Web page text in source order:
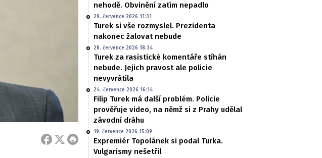
nehodě. Obvinění zatím nepadlo
29. července 2026 11:31
Turek si vše rozmyslel. Prezidenta
nakonec žalovat nebude
28. července 2026 18:34
Turek za rasistické komentáře stíhán
nebude. Jejich pravost ale policie
nevyvrátila
24. července 2026 16:14
Filip Turek má další problém. Policie
prověřuje video, na němž si z Prahy udělal
závodní dráhu
19. července 2026 15:09
Expremiér Topolánek si podal Turka.
Vulgarismy nešetřil